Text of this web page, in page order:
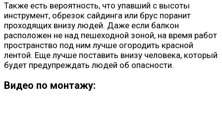
Также есть вероятность, что упавший с высоты
инструмент, обрезок сайдинга или брус поранит
проходящих внизу людей. Даже если балкон
расположен не над пешеходной зоной, на время работ
пространство под ним лучше огородить красной
лентой. Еще лучше поставить внизу человека, который
будет предупреждать людей об опасности.
Видео по монтажу: